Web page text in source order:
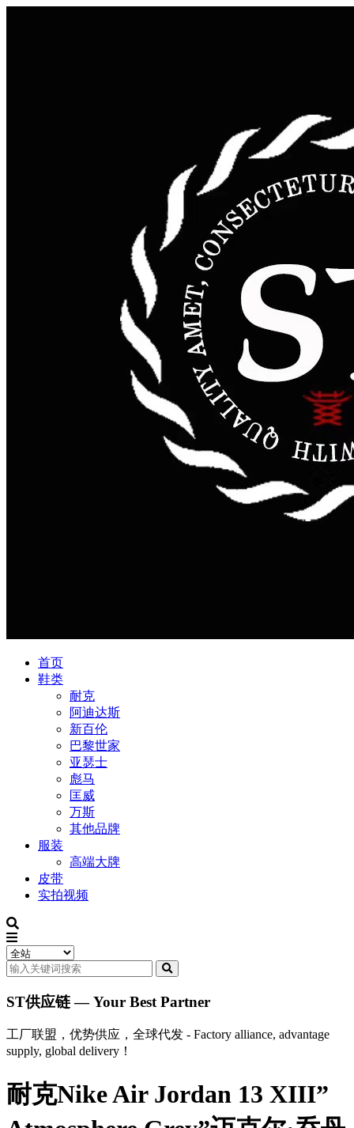
首页
鞋类
耐克
阿迪达斯
新百伦
巴黎世家
亚瑟士
彪马
匡威
万斯
其他品牌
服装
高端大牌
皮带
实拍视频
ST供应链 — Your Best Partner
工厂联盟，优势供应，全球代发 - Factory alliance, advantage
supply, global delivery！
耐克Nike Air Jordan 13 XIII”